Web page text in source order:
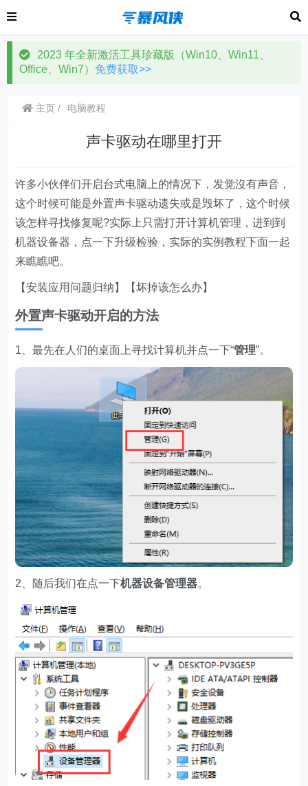
2023 年全新激活工具珍藏版（Win10、Win11、
Office、Win7） 免费获取>>
主页 电脑教程
声卡驱动在哪里打开
许多小伙伴们开启台式电脑上的情况下，发觉沒有声音，
这个时候可能是外置声卡驱动遗失或是毁坏了，这个时候
该怎样寻找修复呢?实际上只需打开计算机管理，进到到
机器设备器，点一下升级检验，实际的实例教程下面一起
来瞧瞧吧。
【安装应用问题归纳】【坏掉该怎么办】
外置声卡驱动开启的方法
1、最先在人们的桌面上寻找计算机并点一下“管理”。
2、随后我们在点一下机器设备管理器。